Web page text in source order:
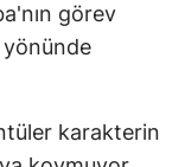
görev
yönünde
karakterin